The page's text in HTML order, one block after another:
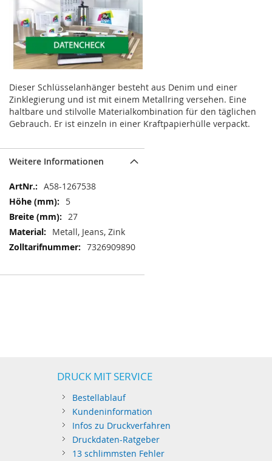
Dieser Schlüsselanhänger besteht aus Denim und einer
Zinklegierung und ist mit einem Metallring versehen. Eine
haltbare und stilvolle Materialkombination für den täglichen
Gebrauch. Er ist einzeln in einer Kraftpapierhülle verpackt.
Weitere Informationen
Weitere
Informationen
A58-1267538
5
27
Metall, Jeans, Zink
7326909890
DRUCK MIT SERVICE
Bestellablauf
Kundeninformation
Infos zu Druckverfahren
Druckdaten-Ratgeber
13 schlimmsten Fehler